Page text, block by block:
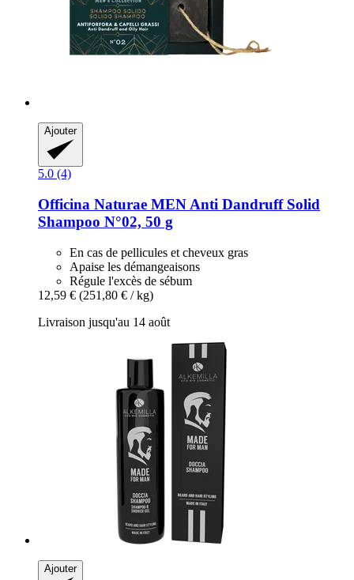
Ajouter
5.0 (4)
Officina Naturae MEN Anti Dandruff Solid
Shampoo N°02, 50 g
En cas de pellicules et cheveux gras
Apaise les démangeaisons
Régule l'excès de sébum
12,59 € (251,80 € / kg)
Livraison jusqu'au 14 août
Ajouter